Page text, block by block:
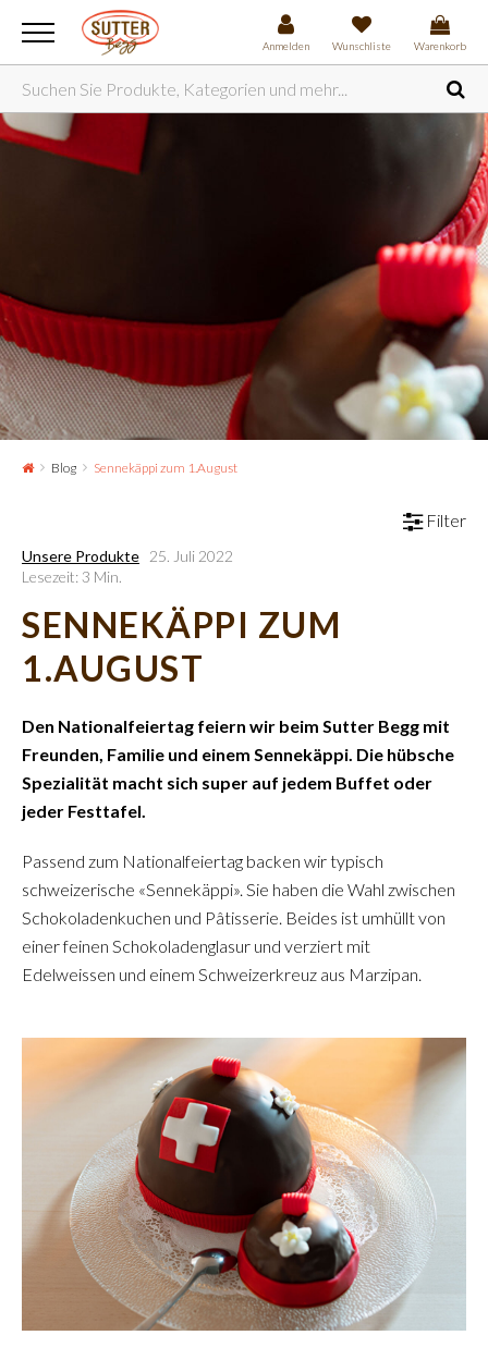
Anmelden Wunschliste Warenkorb
Blog Sennekäppi zum 1.August
Filter
Unsere Produkte 25. Juli 2022
Lesezeit: 3 Min.
SENNEKÄPPI ZUM
1.AUGUST
Den Nationalfeiertag feiern wir beim Sutter Begg mit
Freunden, Familie und einem Sennekäppi. Die hübsche
Spezialität macht sich super auf jedem Buffet oder
jeder Festtafel.
Passend zum Nationalfeiertag backen wir typisch
schweizerische «Sennekäppi». Sie haben die Wahl zwischen
Schokoladenkuchen und Pâtisserie. Beides ist umhüllt von
einer feinen Schokoladenglasur und verziert mit
Edelweissen und einem Schweizerkreuz aus Marzipan.